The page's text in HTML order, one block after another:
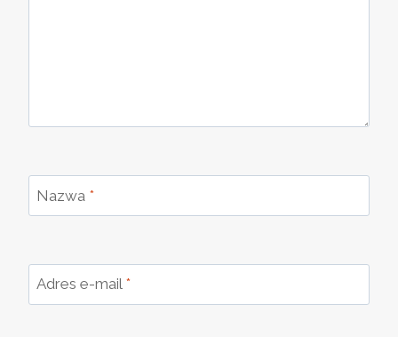
Nazwa *
Adres e-mail *